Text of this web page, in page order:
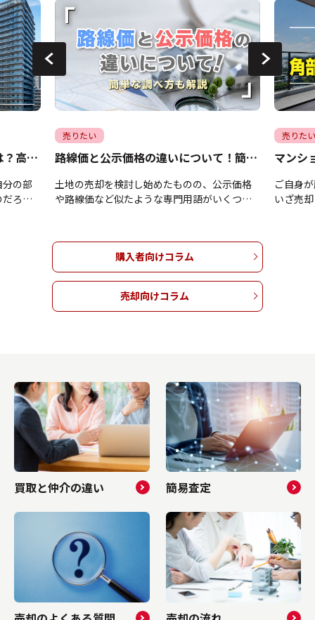
マンション売却時の階数の影響は？高く売るコツについても解説
の部
ろう
ク...
売りたい
路線価と公示価格の違いについて！簡単な調べ方も解説
土地の売却を検討し始めたものの、公示価格
や路線価など似たような専門用語がいくつも
土地の評価額はそれぞれ目的が異なるため、
違いを理解せずに手続きを進めてしまうと、
適正な売却相場を見誤って損をしてしまう恐
れがあります。本記事では、公示地価・基準
地価・路線価が持つ基本的な意味やそれぞれ
の違いをはじめ、インターネットを使った調
却査定フォームへ進む 目次 ▼ 3...
売りたい
ご自身
いざ売
したい
購入者向けコラム
売却向けコラム
買取と仲介の違い 簡易査定